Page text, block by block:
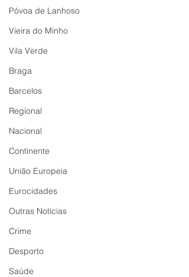
Póvoa de Lanhoso
Vieira do Minho
Vila Verde
Braga
Barcelos
Regional
Nacional
Continente
União Europeia
Eurocidades
Outras Notícias
Crime
Desporto
Saúde